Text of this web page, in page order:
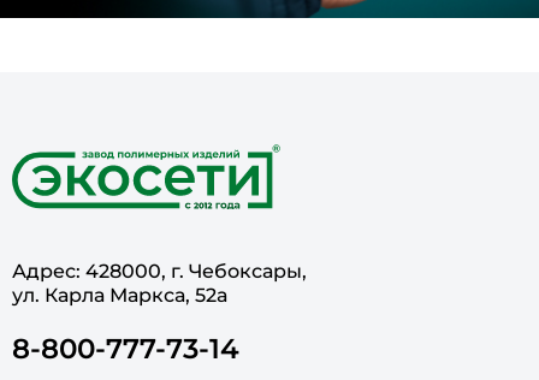
Адрес: 428000, г. Чебоксары,
ул. Карла Маркса, 52а
8-800-777-73-14